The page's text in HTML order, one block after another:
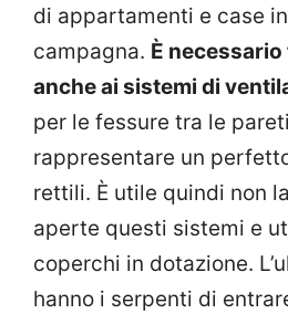
di appartamenti e case
campagna. È
anche ai sistemi di
per le fessure tra le
rappresentare un
rettili. È utile quindi non
aperte questi sistemi e
coperchi in dotazione.
hanno i serpenti di